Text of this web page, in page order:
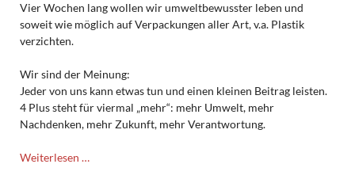
Vier Wochen lang wollen wir umweltbewusster leben und
soweit wie möglich auf Verpackungen aller Art, v.a. Plastik
verzichten.
Wir sind der Meinung:
Jeder von uns kann etwas tun und einen kleinen Beitrag leisten.
4 Plus steht für viermal „mehr“: mehr Umwelt, mehr
Nachdenken, mehr Zukunft, mehr Verantwortung.
Weiterlesen …